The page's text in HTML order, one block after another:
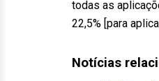
todas as
22,5% [para
Notícias